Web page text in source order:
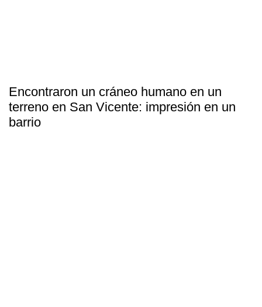
Encontraron un cráneo humano en un
terreno en San Vicente: impresión en un
barrio